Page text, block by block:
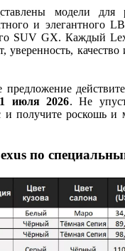
модели для
и элегантного
SUV GX. Каждый
уверенность,
предложение
июля 2026. Не
и получите роскошь
по